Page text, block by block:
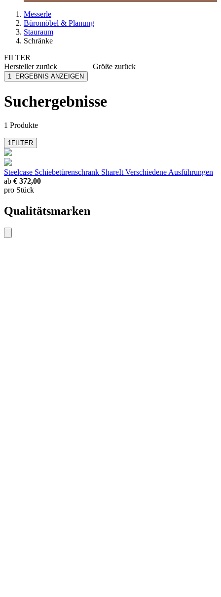
Messerle
Büromöbel & Planung
Stauraum
Schränke
FILTER
Herstellerzurück
Steelcase
Größe zurück
1 ERGEBNIS ANZEIGEN
Suchergebnisse
1 Produkte
1FILTER
Steelcase Schiebetürenschrank ShareIt Verschiedene Ausführungen
ab € 372,00
pro Stück
Qualitätsmarken